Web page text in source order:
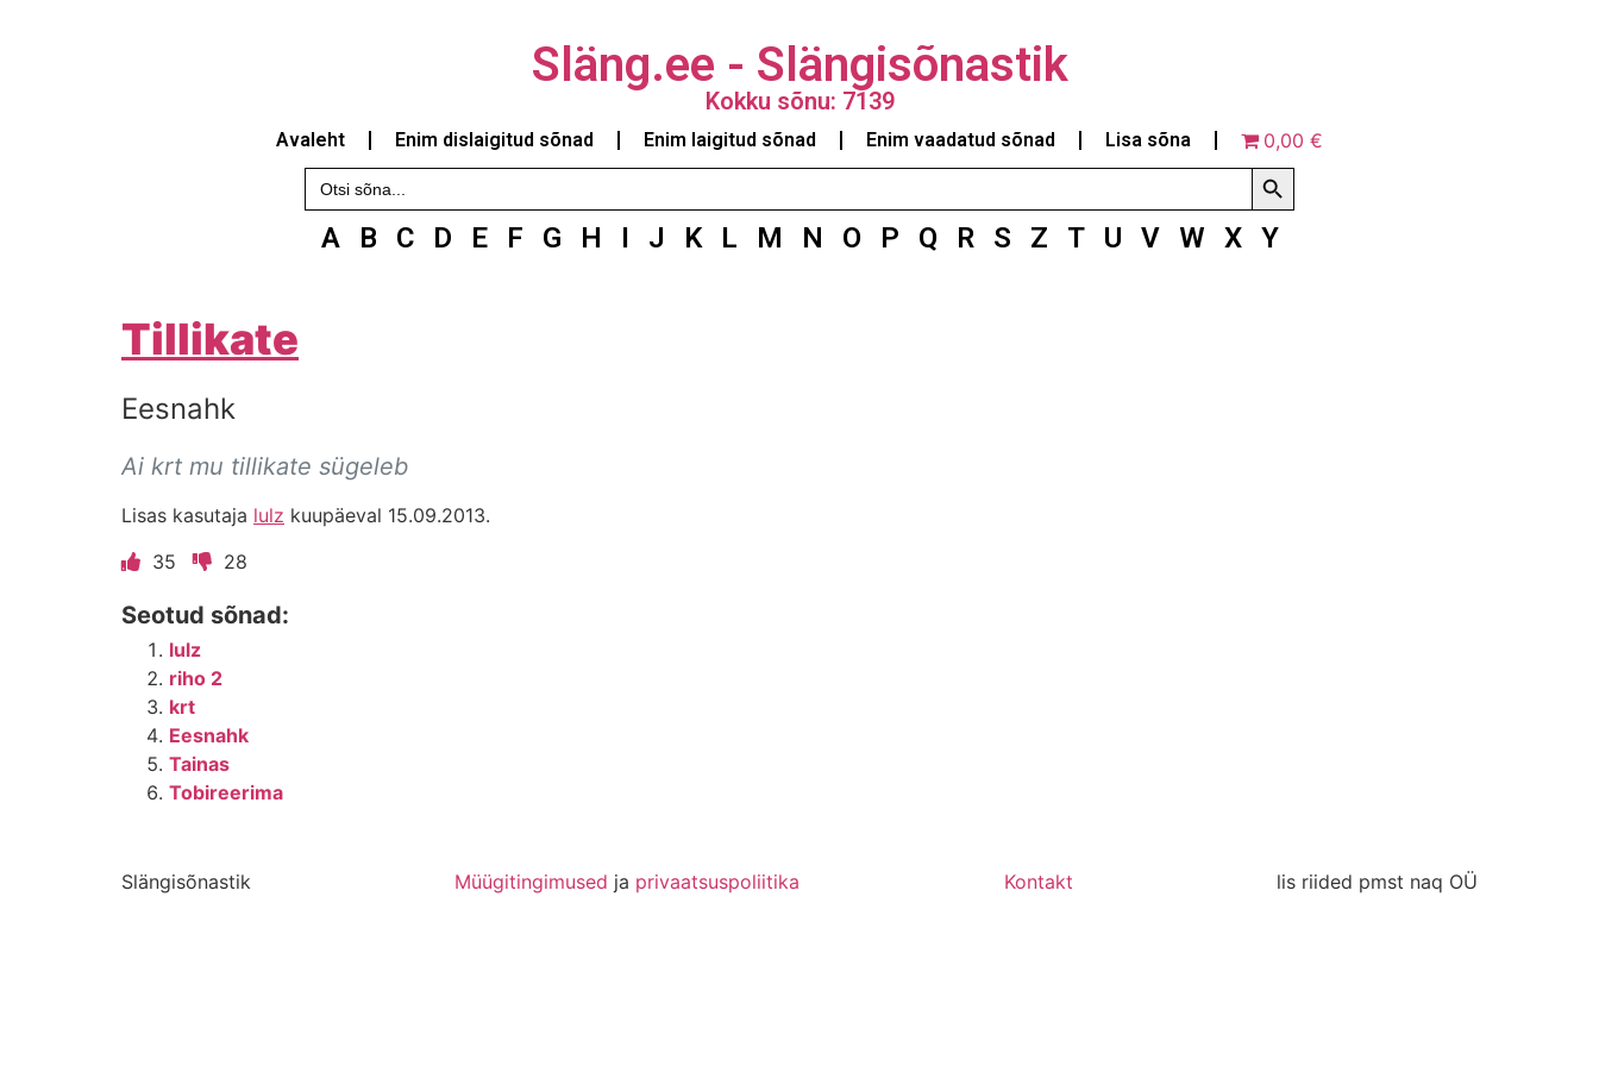
Släng.ee - Slängisõnastik
Kokku sõnu: 7139
Avaleht Enim dislaigitud sõnad Enim laigitud sõnad Enim vaadatud sõnad Lisa sõna
0,00 €
Search
for:
Search Button
A B C D E F G H I J K L M N O P Q R S Z T U V W X Y
Tillikate
Eesnahk
Ai krt mu tillikate sügeleb
Lisas kasutaja lulz kuupäeval 15.09.2013.
35
28
Seotud sõnad:
lulz
riho 2
krt
Eesnahk
Tainas
Tobireerima
Slängisõnastik Müügitingimused ja privaatsuspoliitika Kontakt lis riided pmst naq OÜ